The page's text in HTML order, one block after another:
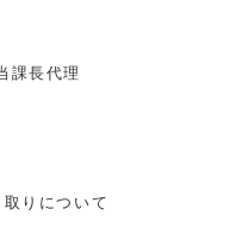
課長代理
りについて